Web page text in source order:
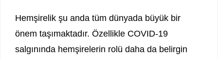
Hemşirelik şu anda tüm dünyada büyük bir
önem taşımaktadır. Özellikle COVID-19
salgınında hemşirelerin rolü daha da belirgin